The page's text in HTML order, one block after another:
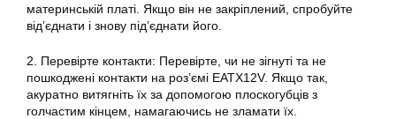
материнській платі . Якщо він не закріплений, спробуйте
від’єднати і знову під’єднати його.
2. Перевірте контакти: Перевірте, чи не зігнуті та не
пошкоджені контакти на роз’ємі EATX12V. Якщо так,
акуратно витягніть їх за допомогою плоскогубців з
голчастим кінцем, намагаючись не зламати їх.